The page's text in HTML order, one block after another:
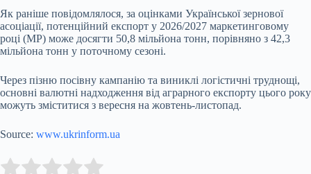
Як раніше повідомлялося, за оцінками Української зернової
асоціації, потенційний експорт у 2026/2027 маркетинговому
році (МР) може досягти 50,8 мільйона тонн, порівняно з 42,3
мільйона тонн у поточному сезоні.
Через пізню посівну кампанію та виниклі логістичні труднощі,
основні валютні надходження від аграрного експорту цього року
можуть зміститися з вересня на жовтень-листопад.
Source: www.ukrinform.ua
Rate this item: